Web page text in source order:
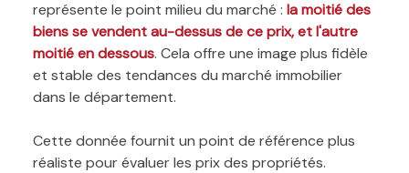
représente le point milieu du marché : la moitié des
biens se vendent au-dessus de ce prix, et l'autre
moitié en dessous. Cela offre une image plus fidèle
et stable des tendances du marché immobilier
dans le département.
Cette donnée fournit un point de référence plus
réaliste pour évaluer les prix des propriétés.